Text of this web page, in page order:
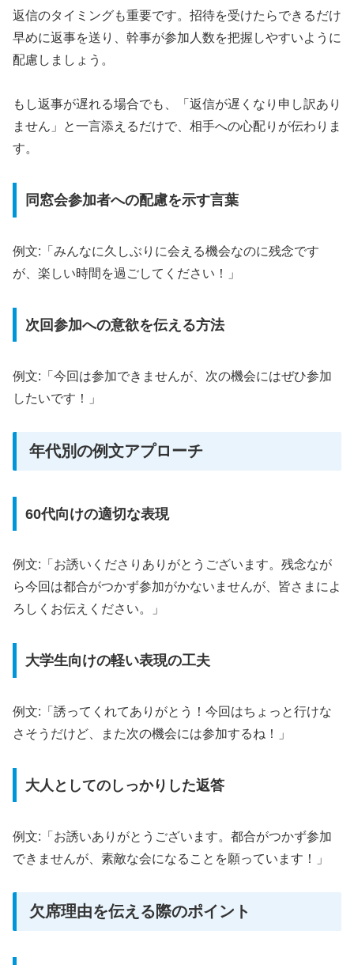
返信のタイミングも重要です。招待を受けたらできるだけ
早めに返事を送り、幹事が参加人数を把握しやすいように
配慮しましょう。
もし返事が遅れる場合でも、「返信が遅くなり申し訳あり
ません」と一言添えるだけで、相手への心配りが伝わりま
す。
同窓会参加者への配慮を示す言葉
例文:「みんなに久しぶりに会える機会なのに残念です
が、楽しい時間を過ごしてください！」
次回参加への意欲を伝える方法
例文:「今回は参加できませんが、次の機会にはぜひ参加
したいです！」
年代別の例文アプローチ
60代向けの適切な表現
例文:「お誘いくださりありがとうございます。残念なが
ら今回は都合がつかず参加がかないませんが、皆さまによ
ろしくお伝えください。」
大学生向けの軽い表現の工夫
例文:「誘ってくれてありがとう！今回はちょっと行けな
さそうだけど、また次の機会には参加するね！」
大人としてのしっかりした返答
例文:「お誘いありがとうございます。都合がつかず参加
できませんが、素敵な会になることを願っています！」
欠席理由を伝える際のポイント